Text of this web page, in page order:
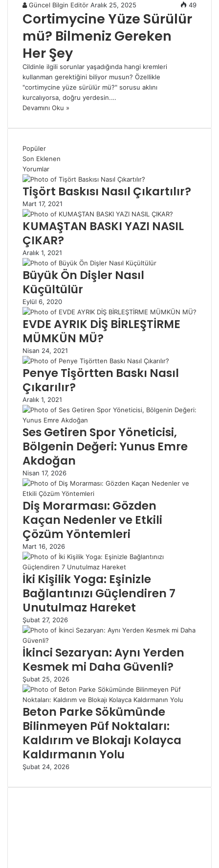
Güncel Bilgin Editör Aralık 25, 2025 49
Cortimycine Yüze Sürülür
mü? Bilmeniz Gereken
Her Şey
Cildinle ilgili sorunlar yaşadığında hangi kremleri
kullanman gerektiğini biliyor musun? Özellikle
"cortimycine yüze sürülür mü?" sorusu aklını
kurcalıyorsa, doğru yerdesin.…
Devamını Oku »
Popüler
Son Eklenen
Yorumlar
Tişört Baskısı Nasıl Çıkartılır?
Mart 17, 2021
KUMAŞTAN BASKI YAZI NASIL
ÇIKAR?
Aralık 1, 2021
Büyük Ön Dişler Nasıl
Küçültülür
Eylül 6, 2020
EVDE AYRIK DİŞ BİRLEŞTİRME
MÜMKÜN MÜ?
Nisan 24, 2021
Penye Tişörtten Baskı Nasıl
Çıkarılır?
Aralık 1, 2021
Ses Getiren Spor Yöneticisi,
Bölgenin Değeri: Yunus Emre
Akdoğan
Nisan 17, 2026
Diş Morarması: Gözden
Kaçan Nedenler ve Etkili
Çözüm Yöntemleri
Mart 16, 2026
İki Kişilik Yoga: Eşinizle
Bağlantınızı Güçlendiren 7
Unutulmaz Hareket
Şubat 27, 2026
İkinci Sezaryan: Aynı Yerden
Kesmek mi Daha Güvenli?
Şubat 25, 2026
Beton Parke Sökümünde
Bilinmeyen Püf Noktaları:
Kaldırım ve Blokajı Kolayca
Kaldırmanın Yolu
Şubat 24, 2026